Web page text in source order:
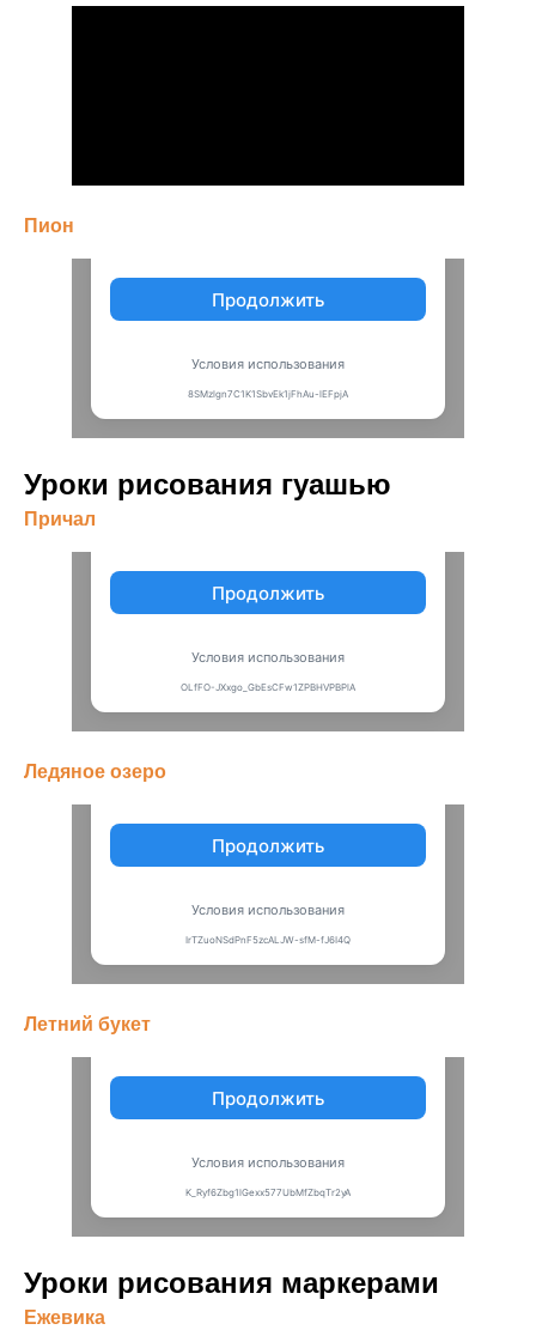
Пион
Уроки рисования гуашью
Причал
Ледяное озеро
Летний букет
Уроки рисования маркерами
Ежевика